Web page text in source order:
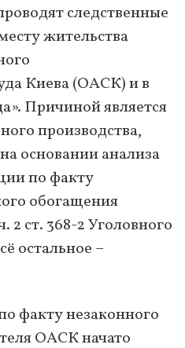
следственные
жительства
Киева (ОАСК) и в
Причиной является
производства,
основании анализа
по факту
обогащения
ст. 368-2 Уголовного
остальное –
факту незаконного
ОАСК начато